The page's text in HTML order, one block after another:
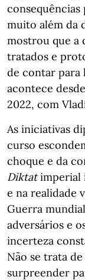
consequências
muito além da
mostrou que a
tratados e
de contar para
acontece
2022, com
As iniciativas
curso
choque e da
Diktatimperial
e na realidade
Guerra
adversários e
incerteza
Não se trata
surpreender